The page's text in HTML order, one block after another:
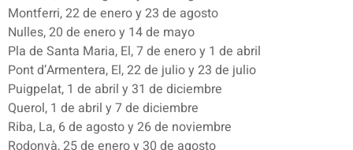
Montferri, 22 de enero y 23 de agosto
Nulles, 20 de enero y 14 de mayo
Pla de Santa Maria, El, 7 de enero y 1 de abril
Pont d’Armentera, El, 22 de julio y 23 de julio
Puigpelat, 1 de abril y 31 de diciembre
Querol, 1 de abril y 7 de diciembre
Riba, La, 6 de agosto y 26 de noviembre